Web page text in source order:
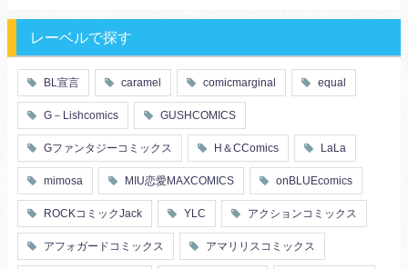
レーベルで探す
BL宣言 caramel comicmarginal equal
G－Lishcomics GUSHCOMICS
Gファンタジーコミックス H＆CComics LaLa
mimosa MIU恋愛MAXCOMICS onBLUEcomics
ROCKコミックJack YLC アクションコミックス
アフォガードコミックス アマリリスコミックス